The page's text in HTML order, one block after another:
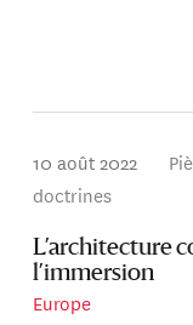
10 août 2022
doctrines
L’architecture
l’immersion
Europe